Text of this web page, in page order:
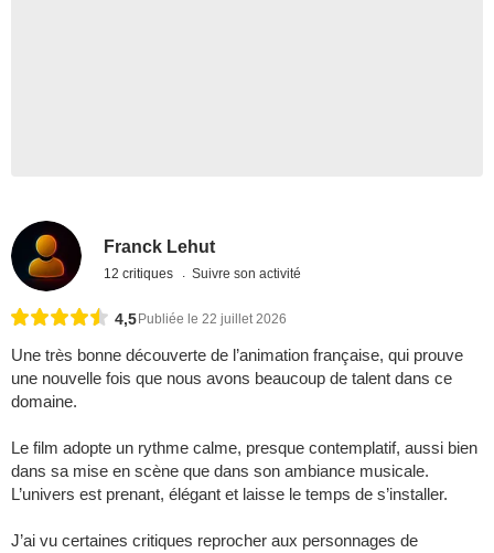
Franck Lehut
12 critiques Suivre son activité
4,5 Publiée le 22 juillet 2026
Une très bonne découverte de l’animation française, qui prouve
une nouvelle fois que nous avons beaucoup de talent dans ce
domaine.
Le film adopte un rythme calme, presque contemplatif, aussi bien
dans sa mise en scène que dans son ambiance musicale.
L’univers est prenant, élégant et laisse le temps de s’installer.
J’ai vu certaines critiques reprocher aux personnages de